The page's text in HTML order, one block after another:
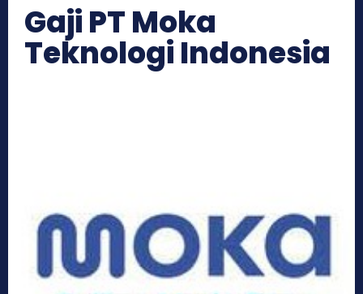
Gaji PT Moka
Teknologi Indonesia